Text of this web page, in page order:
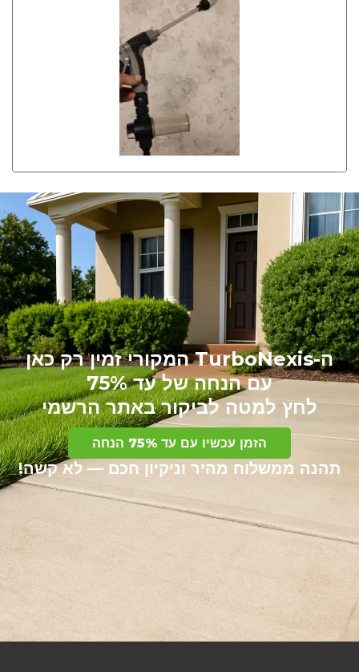
ה-TurboNexis המקורי זמין רק כאן
עם הנחה של עד 75%
לחץ למטה לביקור באתר הרשמי
הזמן עכשיו עם עד 75% הנחה
תהנה ממשלוח מהיר וניקיון חכם — לא קשה!